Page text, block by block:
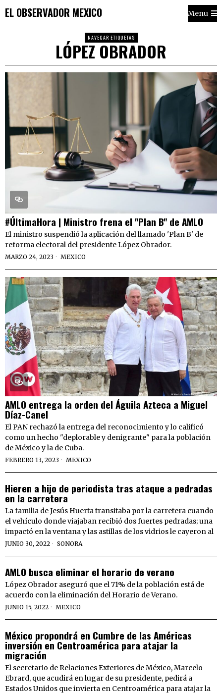
EL OBSERVADOR MEXICO Menu
NAVEGAR ETIQUETAS
LÓPEZ OBRADOR
#ÚltimaHora | Ministro frena el "Plan B" de AMLO
El ministro suspendió la aplicación del llamado 'Plan B' de
reforma electoral del presidente López Obrador.
MARZO 24, 2023 MEXICO
AMLO entrega la orden del Águila Azteca a Miguel
Díaz-Canel
El PAN rechazó la entrega del reconocimiento y lo calificó
como un hecho "deplorable y denigrante" para la población
de México y la de Cuba.
FEBRERO 13, 2023 MEXICO
Hieren a hijo de periodista tras ataque a pedradas
en la carretera
La familia de Jesús Huerta transitaba por la carretera cuando
el vehículo donde viajaban recibió dos fuertes pedradas; una
impactó en la ventana y las astillas de los vidrios le cayeron al
JUNIO 30, 2022 SONORA
AMLO busca eliminar el horario de verano
López Obrador aseguró que el 71% de la población está de
acuerdo con la eliminación del Horario de Verano.
JUNIO 15, 2022 MEXICO
México propondrá en Cumbre de las Américas
inversión en Centroamérica para atajar la
migración
El secretario de Relaciones Exteriores de México, Marcelo
Ebrard, que acudirá en lugar de su presidente, pedirá a
Estados Unidos que invierta en Centroamérica para atajar la